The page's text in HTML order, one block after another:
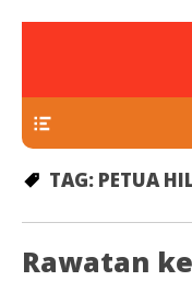
TAG: PETUA
Rawatan